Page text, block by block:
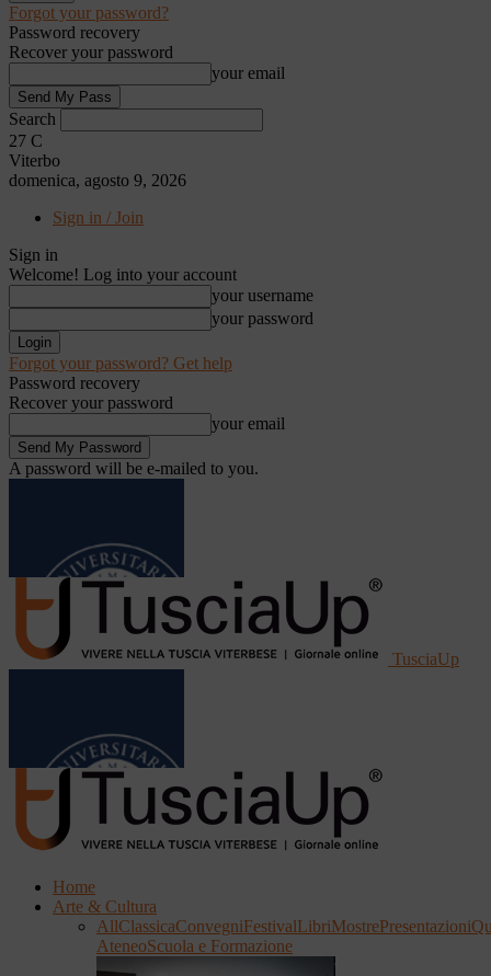
Forgot your password?
Password recovery
Recover your password
your email
Search
27 C
Viterbo
domenica, agosto 9, 2026
Sign in / Join
Sign in
Welcome! Log into your account
your username
your password
Forgot your password? Get help
Password recovery
Recover your password
your email
A password will be e-mailed to you.
TusciaUp
Home
Arte & Cultura
AllClassicaConvegniFestivalLibriMostrePresentazioni
AteneoScuola e Formazione